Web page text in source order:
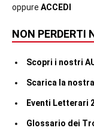
oppure ACCEDI
NON PERDERTI
Scopri i nostri
Scarica la
Eventi Letterari
Glossario dei